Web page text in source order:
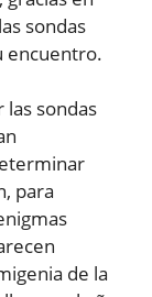
sondas
encuentro.
sondas
para
de la